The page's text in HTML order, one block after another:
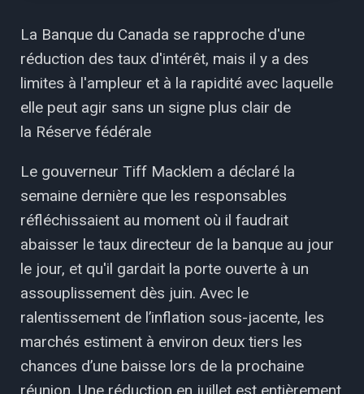
La Banque du Canada se rapproche d'une
réduction des taux d'intérêt, mais il y a des
limites à l'ampleur et à la rapidité avec laquelle
elle peut agir sans un signe plus clair de
la Réserve fédérale
Le gouverneur Tiff Macklem a déclaré la
semaine dernière que les responsables
réfléchissaient au moment où il faudrait
abaisser le taux directeur de la banque au jour
le jour, et qu'il gardait la porte ouverte à un
assouplissement dès juin. Avec le
ralentissement de l’inflation sous-jacente, les
marchés estiment à environ deux tiers les
chances d’une baisse lors de la prochaine
réunion. Une réduction en juillet est entièrement